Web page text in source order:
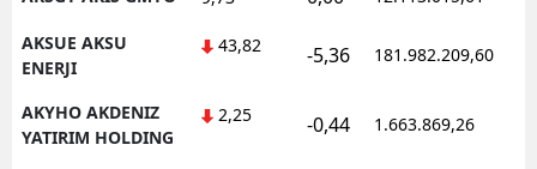
AKSUE AKSU
ENERJI
43,82 -5,36 181.982.209,60
AKYHO AKDENIZ
YATIRIM HOLDING
2,25 -0,44 1.663.869,26